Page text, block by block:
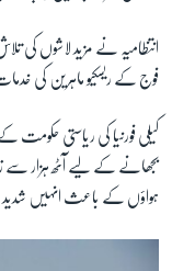
انتظامیہ نے مزید لاشوں کی
فوج کے ریسکیو ماہرین کی
کیلی فورنیا کی ریاستی
بجھانے کے لیے آٹھ ہزار سے
ہواؤں کے باعث انہیں شدید